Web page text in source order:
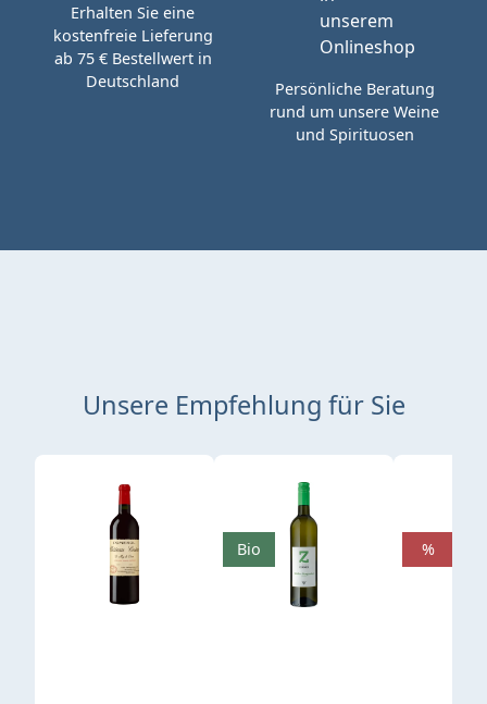
Erhalten Sie eine
kostenfreie Lieferung
ab 75 € Bestellwert in
Deutschland
Persönliche Beratung
rund um unsere Weine
und Spirituosen
Unsere Empfehlung für Sie
Produktgalerie überspringen
Bio %